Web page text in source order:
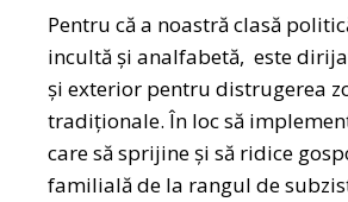
Pentru că a noastră clasă
incultă și analfabetă, este
și exterior pentru distrugerea
tradiționale. În loc să
care să sprijine și să ridice
familială de la rangul de